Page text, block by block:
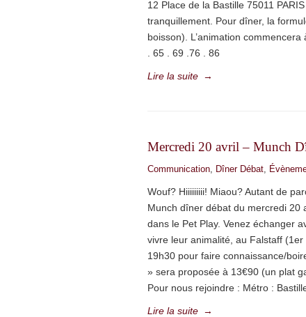
12 Place de la Bastille 75011
tranquillement. Pour dîner, la
boisson). L’animation
. 65 . 69 .76 . 86
Lire la suite →
Mercredi 20 avril – Munch
Communication, Dîner Débat,
Wouf? Hiiiiiiiii! Miaou? Autant de
Munch dîner débat du mercredi 20
dans le Pet Play. Venez échanger
vivre leur animalité, au Falstaff
19h30 pour faire connaissance/
» sera proposée à 13€90 (un plat
Pour nous rejoindre : Métro :
Lire la suite →